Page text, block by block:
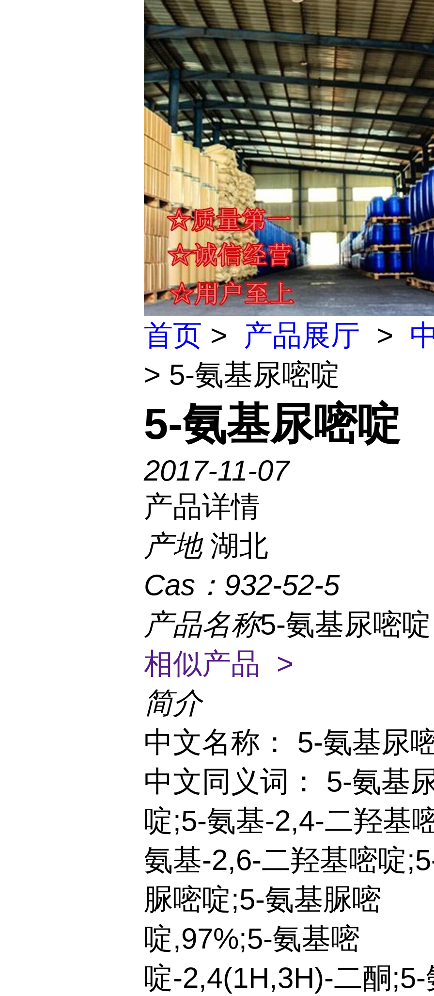
首页 > 产品展厅 >
> 5-氨基尿嘧啶
5-氨基尿嘧啶
2017-11-07
产品详情
产地 湖北
Cas： 932-52-5
产品名称5-氨基尿嘧
相似产品 >
简介
中文名称： 5-氨基尿
中文同义词： 5-氨基
啶;5-氨基-2,4-二羟基
氨基-2,6-二羟基嘧啶
脲嘧啶;5-氨基脲嘧
啶,97%;5-氨基嘧
啶-2,4(1H,3H)-二酮;5-